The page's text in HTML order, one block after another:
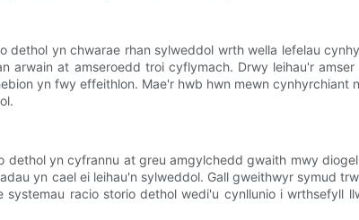
yn chwarae rhan sylweddol wrth wella lefelau
at amseroedd troi cyflymach. Drwy leihau'r
yn fwy effeithlon. Mae'r hwb hwn mewn cynhyrchiant
yn cyfrannu at greu amgylchedd gwaith mwy
yn cael ei leihau'n sylweddol. Gall gweithwyr symud
racio storio dethol wedi'u cynllunio i wrthsefyll